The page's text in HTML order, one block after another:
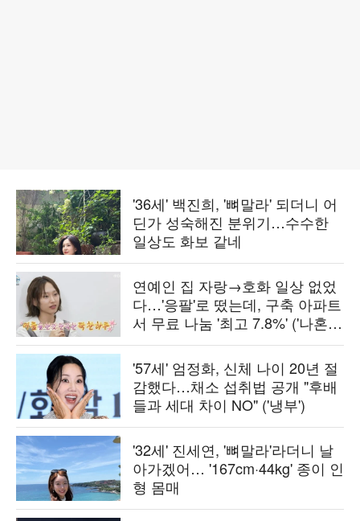
'36세' 백진희, '뼈말라' 되더니 어
딘가 성숙해진 분위기…수수한
일상도 화보 같네
연예인 집 자랑→호화 일상 없었
다…'응팔'로 떴는데, 구축 아파트
서 무료 나눔 '최고 7.8%' ('나혼
산')[종합]
'57세' 엄정화, 신체 나이 20년 절
감했다…채소 섭취법 공개 "후배
들과 세대 차이 NO" ('냉부')
'32세' 진세연, '뼈말라'라더니 날
아가겠어… '167cm·44kg' 종이 인
형 몸매